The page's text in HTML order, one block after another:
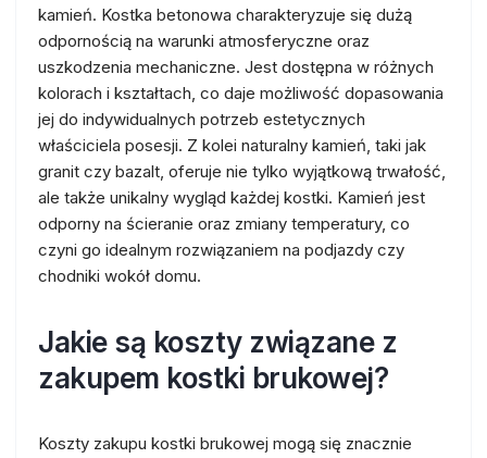
kamień. Kostka betonowa charakteryzuje się dużą
odpornością na warunki atmosferyczne oraz
uszkodzenia mechaniczne. Jest dostępna w różnych
kolorach i kształtach, co daje możliwość dopasowania
jej do indywidualnych potrzeb estetycznych
właściciela posesji. Z kolei naturalny kamień, taki jak
granit czy bazalt, oferuje nie tylko wyjątkową trwałość,
ale także unikalny wygląd każdej kostki. Kamień jest
odporny na ścieranie oraz zmiany temperatury, co
czyni go idealnym rozwiązaniem na podjazdy czy
chodniki wokół domu.
Jakie są koszty związane z
zakupem kostki brukowej?
Koszty zakupu kostki brukowej mogą się znacznie